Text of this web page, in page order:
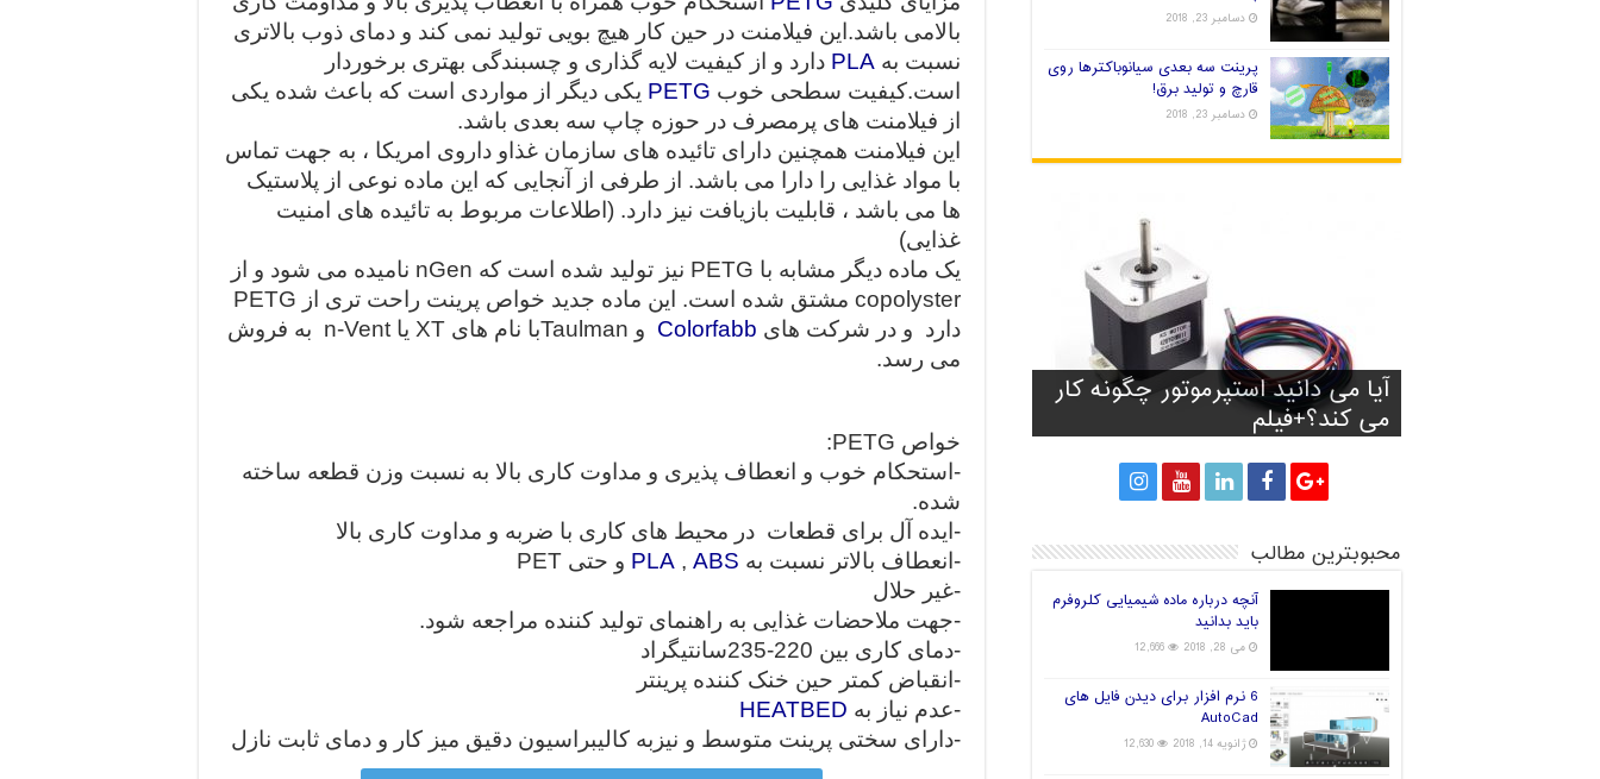
بالامی باشد.این فیلامنت در حین کار هیچ بویی تولید نمی کند و دمای ذوب بالاتری
نسبت به PLA دارد و از کیفیت لایه گذاری و چسبندگی بهتری برخوردار
است.کیفیت سطحی خوب PETG یکی دیگر از مواردی است که باعث شده یکی
از فیلامنت های پرمصرف در حوزه چاپ سه بعدی باشد.
این فیلامنت همچنین دارای تائیده های سازمان غذاو داروی امریکا ، به جهت تماس
با مواد غذایی را دارا می باشد. از طرفی از آنجایی که این ماده نوعی از پلاستیک
ها می باشد ، قابلیت بازیافت نیز دارد. (اطلاعات مربوط به تائیده های امنیت
غذایی)
یک ماده دیگر مشابه با PETG نیز تولید شده است که nGen نامیده می شود و از
copolyster مشتق شده است. این ماده جدید خواص پرینت راحت تری از PETG
دارد و در شرکت های Colorfabb
و Taulmanبا نام های XT یا n-Vent به فروش
می رسد.
خواص PETG:
-استحکام خوب و انعطاف پذیری و مداوت کاری بالا به نسبت وزن قطعه ساخته
شده.
-ایده آل برای قطعات در محیط های کاری با ضربه و مداوت کاری بالا
-انعطاف بالاتر نسبت به
PLA , ABS
و حتی PET
-غیر حلال
-جهت ملاحضات غذایی به راهنمای تولید کننده مراجعه شود.
-دمای کاری بین 220-235سانتیگراد
-انقباض کمتر حین خنک کننده پرینتر
-عدم نیاز به HEATBED
-دارای سختی پرینت متوسط و نیزبه کالیبراسیون دقیق میز کار و دمای ثابت نازل
دسامبر 23, 2018
پرینت سه بعدی سیانوباکترها روی
قارچ و تولید برق!
دسامبر 23, 2018
آیا می دانید استپرموتور چگونه کار
می کند؟+فیلم
راه های انتخاب فیلامنت خوب برای
پرینتر سه بعدی
آیا آینده صنعت چاپ سه بعدی
جهان در دست چین خواهد بود؟
تولید کفش با توجه به فرم و اندازه
پا
پرینت سه بعدی سیانوباکترها روی
قارچ و تولید برق!
محبوبترین مطالب
آنچه درباره ماده شیمیایی کلروفرم
باید بدانید
می 28, 2018 12,666
6 نرم افزار برای دیدن فایل های
AutoCad
ژانویه 14, 2018 12,630